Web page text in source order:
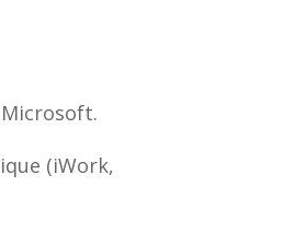
(iWork,